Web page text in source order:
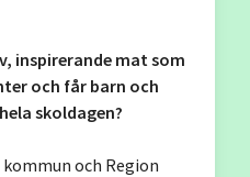
inspirerande mat som
och får barn och
skoldagen?
och Region